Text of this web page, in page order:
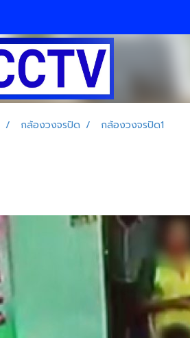
กล้องวงจรปิด กล้องวงจรปิด1